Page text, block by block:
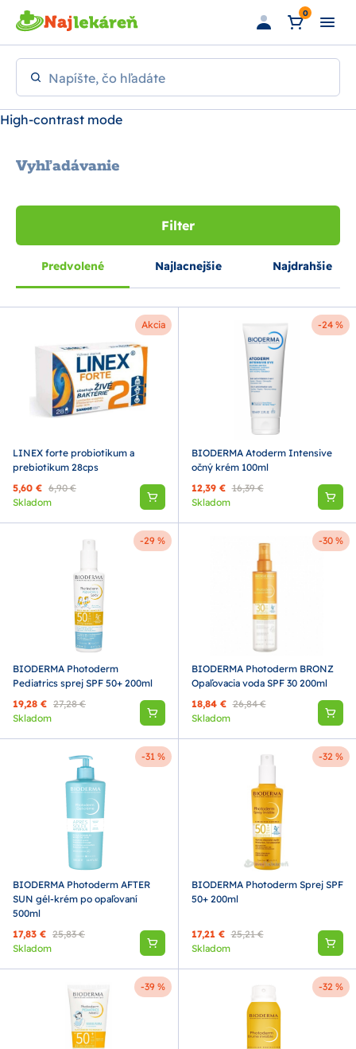
Preskočiť na hlavný obsah 0
Napíšte, čo hľadáte
High-contrast mode
Vyhľadávanie
Filter
Predvolené Najlacnejšie Najdrahšie
Akcia
LINEX forte probiotikum a
prebiotikum 28cps
5,60 € 6,90 €
Skladom
-24 %
BIODERMA Atoderm Intensive
očný krém 100ml
12,39 € 16,39 €
Skladom
-29 %
BIODERMA Photoderm
Pediatrics sprej SPF 50+ 200ml
19,28 € 27,28 €
Skladom
-30 %
BIODERMA Photoderm BRONZ
Opaľovacia voda SPF 30 200ml
18,84 € 26,84 €
Skladom
-31 %
BIODERMA Photoderm AFTER
SUN gél-krém po opaľovaní
500ml
17,83 € 25,83 €
Skladom
-32 %
BIODERMA Photoderm Sprej SPF
50+ 200ml
17,21 € 25,21 €
Skladom
-39 % -32 %